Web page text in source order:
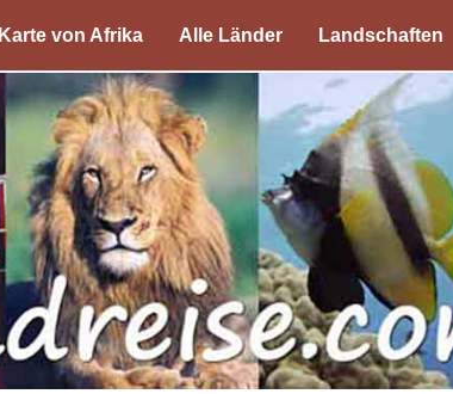
Karte von Afrika Alle Länder Landschaften